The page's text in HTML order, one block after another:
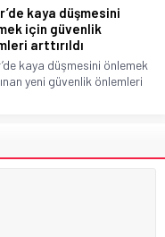
kaya düşmesini
için güvenlik
arttırıldı
kaya düşmesini önlemek
yeni güvenlik önlemleri